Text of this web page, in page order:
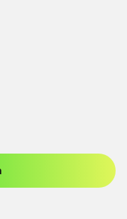
como miembro